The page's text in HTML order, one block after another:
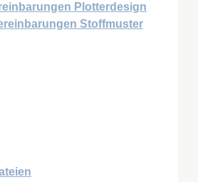
Plotterdesign
Stoffmuster